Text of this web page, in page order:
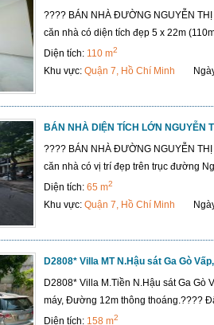
???? BÁN NHÀ ĐƯỜNG NGUYỄN THỊ
căn nhà có diện tích đẹp 5 x 22m
Diện tích: 110 m2
Khu vực: Quận 7, Hồ Chí Minh
BÁN NHÀ DIỆN TÍCH LỚN NGUYỄN
???? BÁN NHÀ ĐƯỜNG NGUYỄN
căn nhà có vị trí đẹp trên trục đường
Diện tích: 65 m2
Khu vực: Quận 7, Hồ Chí Minh
D2808* Villa MT N.Hậu sát Ga Gò
D2808* Villa M.Tiền N.Hậu sát Ga Gò
máy, Đường 12m thông thoáng.????
Diện tích: 158 m2